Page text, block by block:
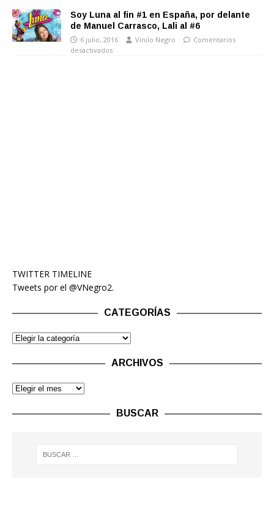
Soy Luna al fin #1 en España, por delante
de Manuel Carrasco, Lali al #6
6 julio, 2016 Vinilo Negro
Comentarios
desactivados
TWITTER TIMELINE
Tweets por el @VNegro2.
CATEGORÍAS
ARCHIVOS
BUSCAR